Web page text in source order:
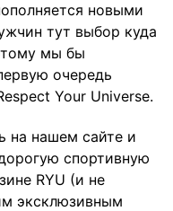
новыми
тут выбор куда
мы бы
очередь
Your Universe.
на нашем сайте и
спортивную
RYU (и не
эксклюзивным